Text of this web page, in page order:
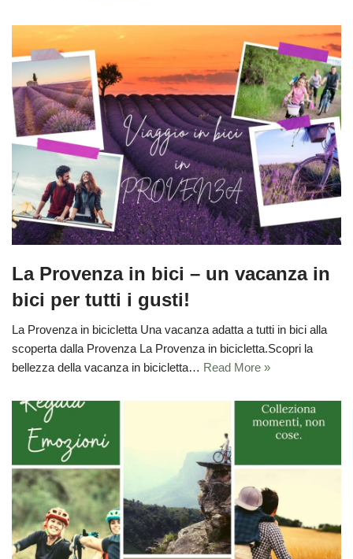
La Provenza in bici – un vacanza in
bici per tutti i gusti!
La Provenza in bicicletta Una vacanza adatta a tutti in bici alla
scoperta dalla Provenza La Provenza in bicicletta.Scopri la
bellezza della vacanza in bicicletta… Read More »